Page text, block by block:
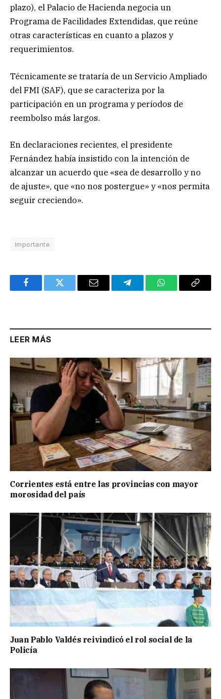
plazo), el Palacio de Hacienda negocia un
Programa de Facilidades Extendidas, que reúne
otras características en cuanto a plazos y
requerimientos.
Técnicamente se trataría de un Servicio Ampliado
del FMI (SAF), que se caracteriza por la
participación en un programa y períodos de
reembolso más largos.
En declaraciones recientes, el presidente
Fernández había insistido con la intención de
alcanzar un acuerdo que «sea de desarrollo y no
de ajuste», que «no nos postergue» y «nos permita
seguir creciendo».
Importante
FacebookTwitter Email TelegramWhatsAppCopy
LEER MÁS
Corrientes está entre las provincias con mayor
morosidad del país
Juan Pablo Valdés reivindicó el rol social de la
Policía